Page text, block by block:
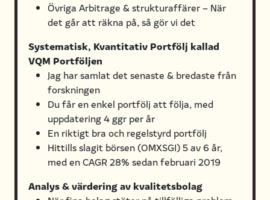
Övriga Arbitrage & strukturaffärer – När
det går att räkna på, så gör vi det
Systematisk, Kvantitativ Portfölj kallad
VQM Portföljen
Jag har samlat det senaste & bredaste från
forskningen
Du får en enkel portfölj att följa, med
uppdatering 4 ggr per år
En riktigt bra och regelstyrd portfölj
Hittills slagit börsen (OMXSGI) 5 av 6 år,
med en CAGR 28% sedan februari 2019
Analys & värdering av kvalitetsbolag